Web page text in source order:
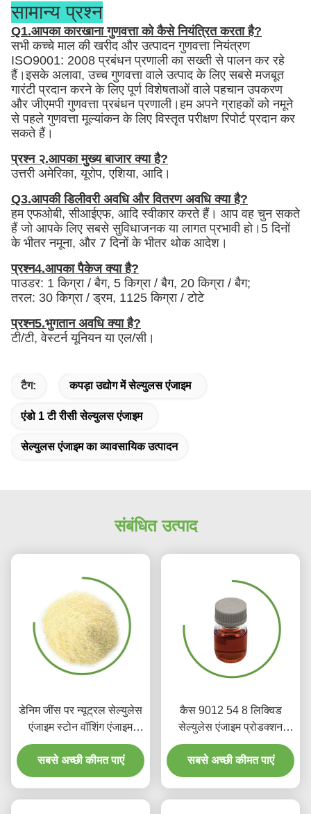
सामान्य प्रश्न
Q1.आपका कारखाना गुणवत्ता को कैसे नियंत्रित करता है?
सभी कच्चे माल की खरीद और उत्पादन गुणवत्ता नियंत्रण
ISO9001: 2008 प्रबंधन प्रणाली का सख्ती से पालन कर रहे
हैं।इसके अलावा, उच्च गुणवत्ता वाले उत्पाद के लिए सबसे मजबूत
गारंटी प्रदान करने के लिए पूर्ण विशेषताओं वाले पहचान उपकरण
और जीएमपी गुणवत्ता प्रबंधन प्रणाली।हम अपने ग्राहकों को नमूने
से पहले गुणवत्ता मूल्यांकन के लिए विस्तृत परीक्षण रिपोर्ट प्रदान कर
सकते हैं।
प्रश्न २.आपका मुख्य बाजार क्या है?
उत्तरी अमेरिका, यूरोप, एशिया, आदि।
Q3.आपकी डिलीवरी अवधि और वितरण अवधि क्या है?
हम एफओबी, सीआईएफ, आदि स्वीकार करते हैं। आप वह चुन सकते
हैं जो आपके लिए सबसे सुविधाजनक या लागत प्रभावी हो।5 दिनों
के भीतर नमूना, और 7 दिनों के भीतर थोक आदेश।
प्रश्न4.आपका पैकेज क्या है?
पाउडर: 1 किग्रा / बैग, 5 किग्रा / बैग, 20 किग्रा / बैग;
तरल: 30 किग्रा / ड्रम, 1125 किग्रा / टोटे
प्रश्न5.भुगतान अवधि क्या है?
टी/टी, वेस्टर्न यूनियन या एल/सी।
टैग: कपड़ा उद्योग में सेल्युलस एंजाइम
एंडो 1 टी रीसी सेल्युलस एंजाइम
सेल्युलस एंजाइम का व्यावसायिक उत्पादन
संबंधित उत्पाद
डेनिम जींस पर न्यूट्रल सेल्युलेस
एंजाइम स्टोन वॉशिंग एंजाइम
सेल्युलेस
सबसे अच्छी कीमत पाएं
कैस 9012 54 8 लिक्विड
सेल्युलेस एंजाइम प्रोडक्शन
पोलिश फैब्रिक बायोडिग्रेडेबल
सबसे अच्छी कीमत पाएं